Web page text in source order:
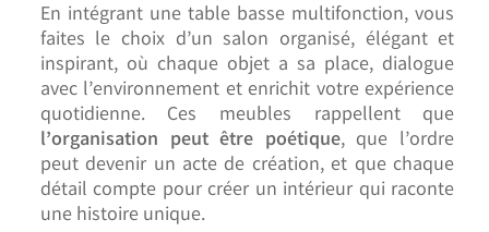
En intégrant une table basse multifonction, vous
faites le choix d’un salon organisé, élégant et
inspirant, où chaque objet a sa place, dialogue
avec l’environnement et enrichit votre expérience
quotidienne. Ces meubles rappellent que
l’organisation peut être poétique, que l’ordre
peut devenir un acte de création, et que chaque
détail compte pour créer un intérieur qui raconte
une histoire unique.